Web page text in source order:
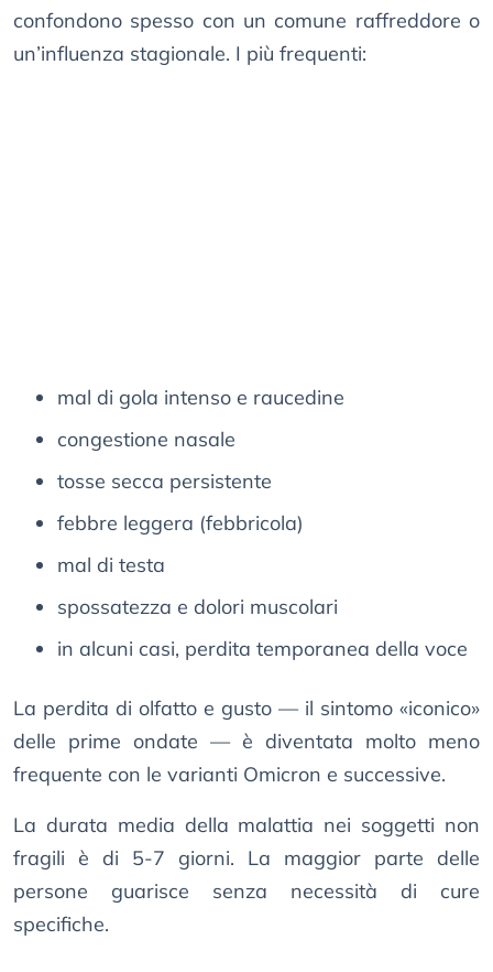
confondono spesso con un comune raffreddore o
un’influenza stagionale. I più frequenti:
mal di gola intenso e raucedine
congestione nasale
tosse secca persistente
febbre leggera (febbricola)
mal di testa
spossatezza e dolori muscolari
in alcuni casi, perdita temporanea della voce
La perdita di olfatto e gusto — il sintomo «iconico»
delle prime ondate — è diventata molto meno
frequente con le varianti Omicron e successive.
La durata media della malattia nei soggetti non
fragili è di 5-7 giorni. La maggior parte delle
persone guarisce senza necessità di cure
specifiche.